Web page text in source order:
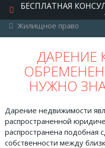
БЕСПЛАТНАЯ
Жилищное право
ДАРЕНИЕ
НУЖНО
Дарение недвижимости
распространенной
распространена подобная
собственности между
Автомобильное право
Авторское право
Военное право
Гражданское право